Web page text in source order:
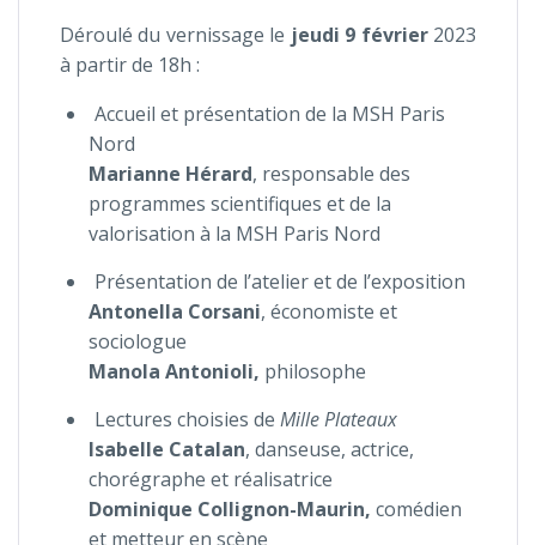
Déroulé du vernissage le jeudi 9 février2023
à partir de 18h :
Accueil et présentation de la MSH Paris
Nord
Marianne Hérard, responsable des
programmes scientifiques et de la
valorisation à la MSH Paris Nord
Présentation de l’atelier et de l’exposition
Antonella Corsani, économiste et
sociologue
Manola Antonioli, philosophe
Lectures choisies de Mille Plateaux
Isabelle Catalan, danseuse, actrice,
chorégraphe et réalisatrice
Dominique Collignon-Maurin, comédien
et metteur en scène